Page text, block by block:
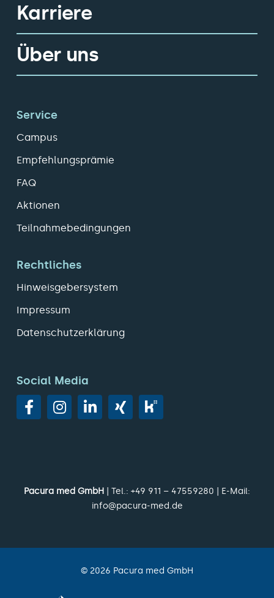
Karriere
Über uns
Service
Campus
Empfehlungsprämie
FAQ
Aktionen
Teilnahmebedingungen
Rechtliches
Hinweisgebersystem
Impressum
Datenschutzerklärung
Social Media
Pacura med GmbH | Tel.: +49 911 – 47559280 | E-Mail:
info@pacura-med.de
© 2026 Pacura med GmbH